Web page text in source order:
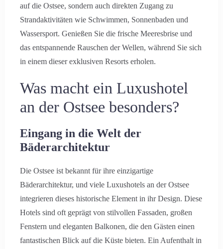
auf die Ostsee, sondern auch direkten Zugang zu
Strandaktivitäten wie Schwimmen, Sonnenbaden und
Wassersport. Genießen Sie die frische Meeresbrise und
das entspannende Rauschen der Wellen, während Sie sich
in einem dieser exklusiven Resorts erholen.
Was macht ein Luxushotel
an der Ostsee besonders?
Eingang in die Welt der
Bäderarchitektur
Die Ostsee ist bekannt für ihre einzigartige
Bäderarchitektur, und viele Luxushotels an der Ostsee
integrieren dieses historische Element in ihr Design. Diese
Hotels sind oft geprägt von stilvollen Fassaden, großen
Fenstern und eleganten Balkonen, die den Gästen einen
fantastischen Blick auf die Küste bieten. Ein Aufenthalt in